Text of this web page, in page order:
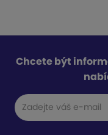
Chcete být